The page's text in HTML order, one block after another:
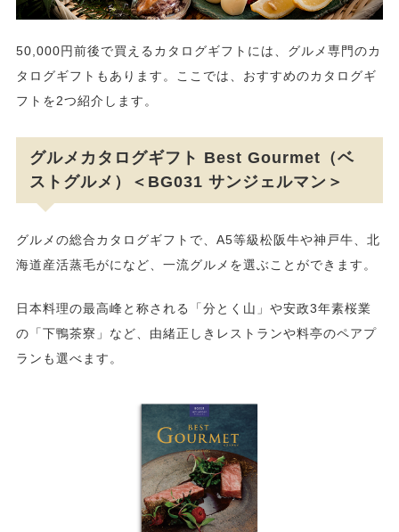
50,000円前後で買えるカタログギフトには、グルメ専門のカ
タログギフトもあります。ここでは、おすすめのカタログギ
フトを2つ紹介します。
グルメカタログギフト Best Gourmet（ベ
ストグルメ）＜BG031 サンジェルマン＞
グルメの総合カタログギフトで、A5等級松阪牛や神戸牛、北
海道産活蒸毛がになど、一流グルメを選ぶことができます。
日本料理の最高峰と称される「分とく山」や安政3年素桜業
の「下鴨茶寮」など、由緒正しきレストランや料亭のペアプ
ランも選べます。